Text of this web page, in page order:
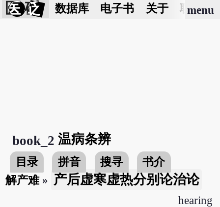
医 砭 数据库 电子书 关于 联络我
menu
book_2 温病条辨
目录 拼音 搜寻
书介
解产难» 产后虚寒虚热分别论治论
hearing